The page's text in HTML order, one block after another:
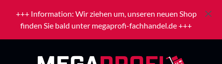
Zum Hauptinhalt springen
+++ Information: Wir ziehen um, unseren neuen Shop
finden Sie bald unter megaprofi-fachhandel.de +++